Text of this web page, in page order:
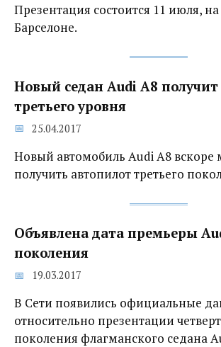
Презентация состоится 11 июля,
Барселоне.
Новый седан Audi A8
третьего уровня
25.04.2017
Новый автомобиль Audi A8 вскоре
получить автопилот третьего
Объявлена дата премьеры
поколения
19.03.2017
В Сети появились официальные
относительно презентации
поколения флагманского седана